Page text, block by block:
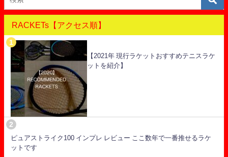
RACKETs【アクセス順】
【2021年 現行ラケットおすすめテニスラケ
ットを紹介】
ピュアストライク100 インプレ レビュー ここ数年で一番推せるラケ
ットです